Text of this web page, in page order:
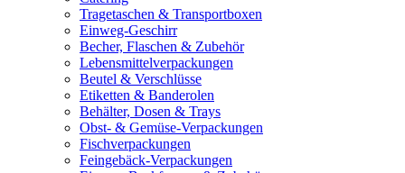
Tragetaschen & Transportboxen
Einweg-Geschirr
Becher, Flaschen & Zubehör
Lebensmittelverpackungen
Beutel & Verschlüsse
Etiketten & Banderolen
Behälter, Dosen & Trays
Obst- & Gemüse-Verpackungen
Fischverpackungen
Feingebäck-Verpackungen